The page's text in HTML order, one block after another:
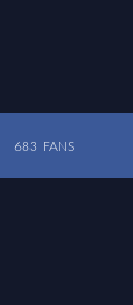
683 FANS